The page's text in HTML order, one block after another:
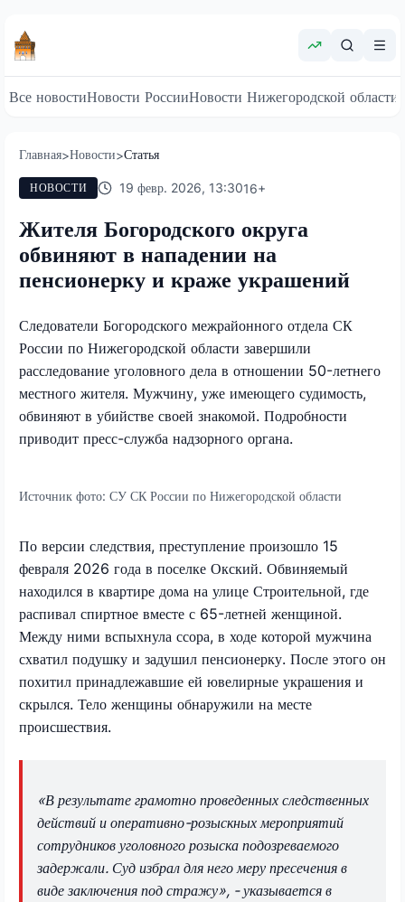
Все новостиНовости РоссииНовости Нижегородской области
Главная>Новости>Статья
НОВОСТИ 19 февр. 2026, 13:3016+
Жителя Богородского округа
обвиняют в нападении на
пенсионерку и краже украшений
Следователи Богородского межрайонного отдела СК
России по Нижегородской области завершили
расследование уголовного дела в отношении 50-летнего
местного жителя. Мужчину, уже имеющего судимость,
обвиняют в убийстве своей знакомой. Подробности
приводит пресс-служба надзорного органа.
Источник фото: СУ СК России по Нижегородской области
По версии следствия, преступление произошло 15
февраля 2026 года в поселке Окский. Обвиняемый
находился в квартире дома на улице Строительной, где
распивал спиртное вместе с 65-летней женщиной.
Между ними вспыхнула ссора, в ходе которой мужчина
схватил подушку и задушил пенсионерку. После этого он
похитил принадлежавшие ей ювелирные украшения и
скрылся. Тело женщины обнаружили на месте
происшествия.
«В результате грамотно проведенных следственных
действий и оперативно-розыскных мероприятий
сотрудников уголовного розыска подозреваемого
задержали. Суд избрал для него меру пресечения в
виде заключения под стражу», - указывается в